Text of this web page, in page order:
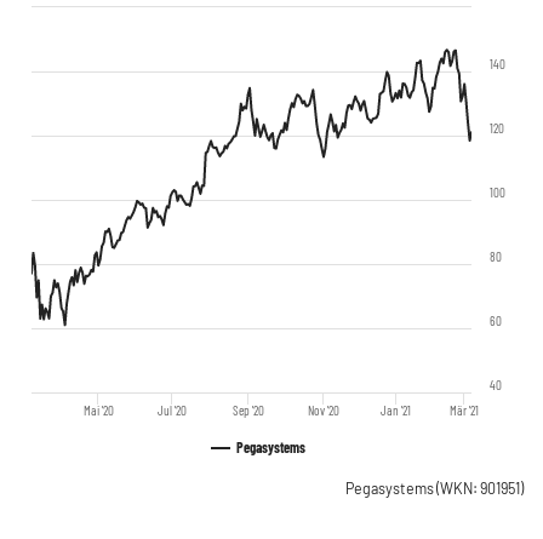
Pegasystems
Mai '20 Jul '20 Sep '20 Nov '20 Jan '21 Mär '21
40
60
80
100
120
140
Pegasystems(WKN: 901951)